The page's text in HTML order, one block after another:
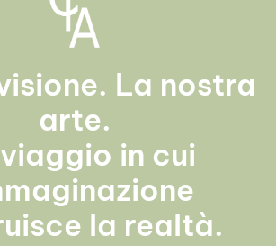
La nostra
arte.
in cui
la realtà.